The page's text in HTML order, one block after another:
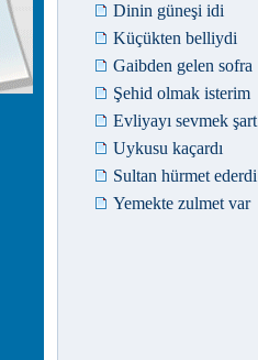
Dinin güneşi idi
Küçükten belliydi
Gaibden gelen sofra
Şehid olmak isterim
Evliyayı sevmek şart
Uykusu kaçardı
Sultan hürmet ederdi
Yemekte zulmet var